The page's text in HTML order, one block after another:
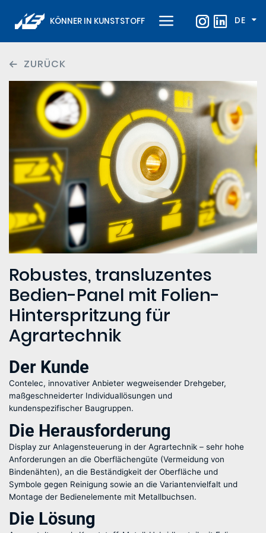
KÖNNER IN KUNSTSTOFF DE
ZURÜCK
Robustes, transluzentes
Bedien-Panel mit Folien-
Hinterspritzung für
Agrartechnik
Der Kunde
Contelec, innovativer Anbieter wegweisender Drehgeber,
maßgeschneiderter Individuallösungen und
kundenspezifischer Baugruppen.
Die Herausforderung
Display zur Anlagensteuerung in der Agrartechnik – sehr hohe
Anforderungen an die Oberflächengüte (Vermeidung von
Bindenähten), an die Beständigkeit der Oberfläche und
Symbole gegen Reinigung sowie an die Variantenvielfalt und
Montage der Bedienelemente mit Metallbuchsen.
Die Lösung